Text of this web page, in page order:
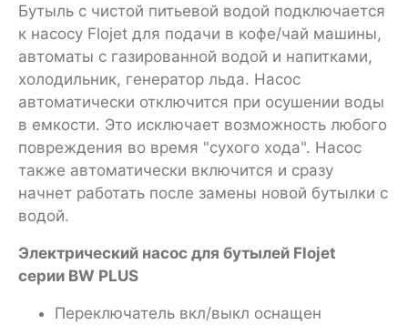
Бутыль с чистой питьевой водой подключается
к насосу Flojet для подачи в кофе/чай машины,
автоматы с газированной водой и напитками,
холодильник, генератор льда. Насос
автоматически отключится при осушении воды
в емкости. Это исключает возможность любого
повреждения во время "сухого хода". Насос
также автоматически включится и сразу
начнет работать после замены новой бутылки с
водой.
Электрический насос для бутылей Flojet
серии BW PLUS
Переключатель вкл/выкл оснащен